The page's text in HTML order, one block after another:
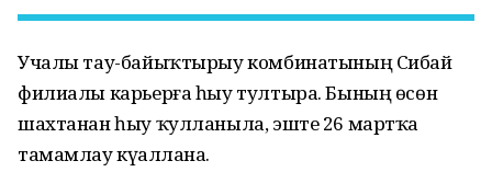
Учалы тау-байыҡтырыу комбинатының Сибай
филиалы карьерға һыу тултыра. Бының өсөн
шахтанан һыу ҡулланыла, эште 26 мартҡа
тамамлау күҙаллана.